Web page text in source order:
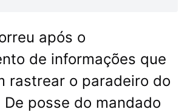
após o
de informações que
rastrear o paradeiro do
posse do mandado